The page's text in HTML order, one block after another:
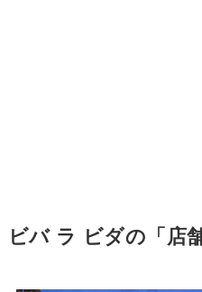
ビバ ラ ビダの「店